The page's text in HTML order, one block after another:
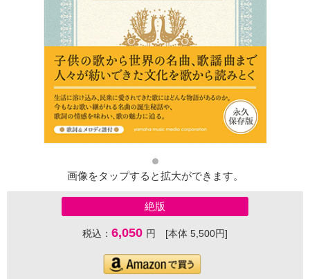
画像をタップすると拡大ができます。
絶版
税込： 6,050 円 [本体 5,500円]